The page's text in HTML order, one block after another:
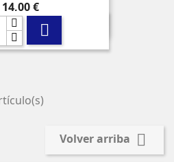
Precio
14,00 €

Volver arriba 